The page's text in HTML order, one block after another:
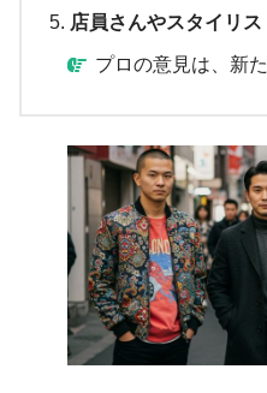
店員さんやスタイリ
プロの意見は、新